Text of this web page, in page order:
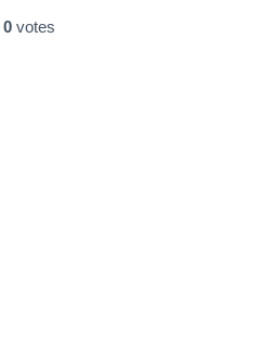
0 votes